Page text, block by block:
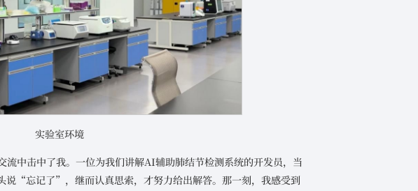
实验室环境
流中击中了我。一位为我们讲解AI辅助肺结节检测系统的开发员，当
说“忘记了”，继而认真思索，才努力给出解答。那一刻，我感受到